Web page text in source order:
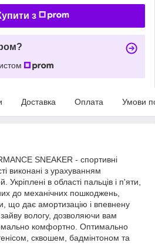
з
Доставка Оплата Умови
SNEAKER - спортивні
виконані з урахуванням
Укріплені в області пальців і п'яти,
до механічних пошкоджень,
що дає амортизацію і впевнену
вологу, дозволяючи вам
комфортно. Оптимально
сквошем, бадмінтоном та